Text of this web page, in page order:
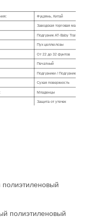
Фуцзянь, Китай
Заводская торговая марка
Подгузник AT-Baby Training
Пух целлюлозы
От 22 до 32 фунтов
Печатный
Подгузники / Подгузники
Сухая поверхность
Младенцы
Защита от утечек
ребенок подтягивает
полиэтиленовый
полиэтиленовый